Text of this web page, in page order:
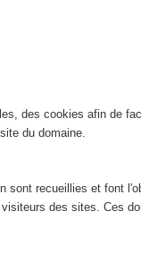
des cookies afin de
du domaine.
sont recueillies et font
des sites. Ces